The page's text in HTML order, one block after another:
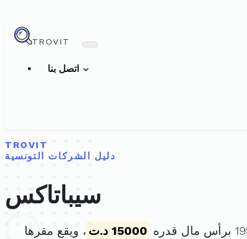
TROVIT
TROVIT
دليل الشركات التونسية
سيباتاكس
15000 د.ت
، ويقع مقرها